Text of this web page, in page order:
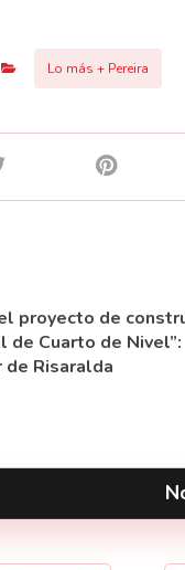
Lo más + Pereira
proyecto de
de Cuarto de Nivel”:
de Risaralda